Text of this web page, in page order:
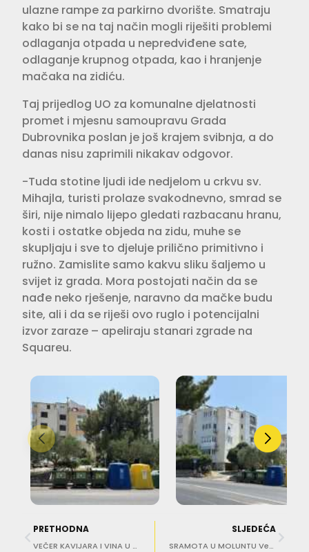
ulazne rampe za parkirno dvorište. Smatraju
kako bi se na taj način mogli riješiti problemi
odlaganja otpada u nepredviđene sate,
odlaganje krupnog otpada, kao i hranjenje
mačaka na zidiću.
Taj prijedlog UO za komunalne djelatnosti
promet i mjesnu samoupravu Grada
Dubrovnika poslan je još krajem svibnja, a do
danas nisu zaprimili nikakav odgovor.
-Tuda stotine ljudi ide nedjelom u crkvu sv.
Mihajla, turisti prolaze svakodnevno, smrad se
širi, nije nimalo lijepo gledati razbacanu hranu,
kosti i ostatke objeda na zidu, muhe se
skupljaju i sve to djeluje prilično primitivno i
ružno. Zamislite samo kakvu sliku šaljemo u
svijet iz grada. Mora postojati način da se
nađe neko rješenje, naravno da mačke budu
site, ali i da se riješi ovo ruglo i potencijalni
izvor zaraze – apeliraju stanari zgrade na
Squareu.
PRETHODNA
VEČER KAVIJARA I VINA U FRATELLOSU: Chefovi Mario Mihelj i Zvonimir Luburić udružuju snage u ekskluzivnoj gastronomiji
SLJEDEĆA
SRAMOTA U MOLUNTU Vezao brodić za lifter i onemogućio osobama s invaliditetom ulazak u more!